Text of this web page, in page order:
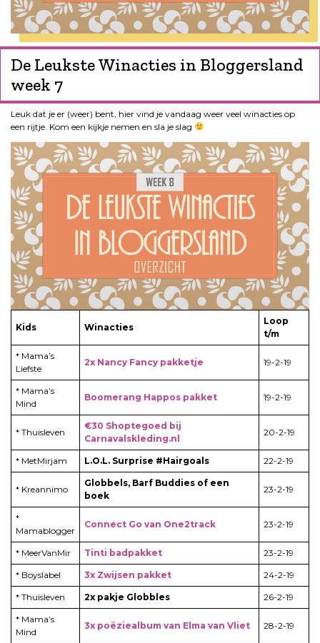
De Leukste Winacties in Bloggersland
week 7
Leuk dat je er (weer) bent, hier vind je vandaag weer veel winacties op
een rijtje. Kom een kijkje nemen en sla je slag
Kids Winacties
Loop
t/m
* Mama’s
Liefste
2x Nancy Fancy pakketje 19-2-19
* Mama’s
Mind
Boomerang Happos pakket 19-2-19
* Thuisleven
€30 Shoptegoed bij
Carnavalskleding.nl
20-2-19
* MetMirjam L.O.L. Surprise #Hairgoals 22-2-19
* Kreannimo
Globbels, Barf Buddies of een
boek
23-2-19
*
Mamablogger
Connect Go van One2track 23-2-19
* MeerVanMir Tinti badpakket 23-2-19
* Boyslabel 3x Zwijsen pakket 24-2-19
* Thuisleven 2x pakje Globbles 26-2-19
* Mama’s
Mind
3x poëziealbum van Elma van Vliet 28-2-19